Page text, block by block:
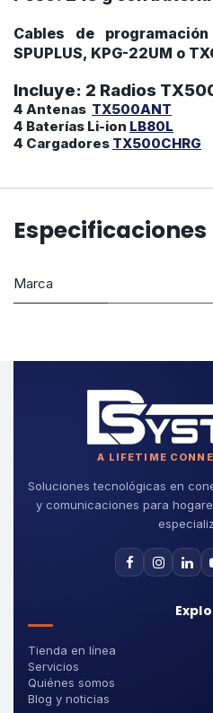
Cables de
SPUPLUS, KPG-22UM o
Incluye: 2 Radios
4 Antenas TX500ANT
4 Baterías Li-ion LB80L
4 Cargadores TX500CHRG
Especificaciones
Marca
A LIFETIME
Soluciones tecnológicas en
y comunicaciones para
Tienda en línea
Servicios
Quiénes somos
Blog y noticias